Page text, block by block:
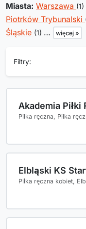
Miasta: Warszawa (1)
Piotrków Trybunalski
Śląskie (1) … więcej »
Filtry:
Akademia
Piłka ręczna, Piłka
Elbląski KS
Piłka ręczna kobiet,